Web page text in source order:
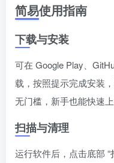
简易使用指南
下载与安装
可在 Google Play、
载，按照提示完成安装
无门槛，新手也能快速上
扫描与清理
运行软件后，点击底部